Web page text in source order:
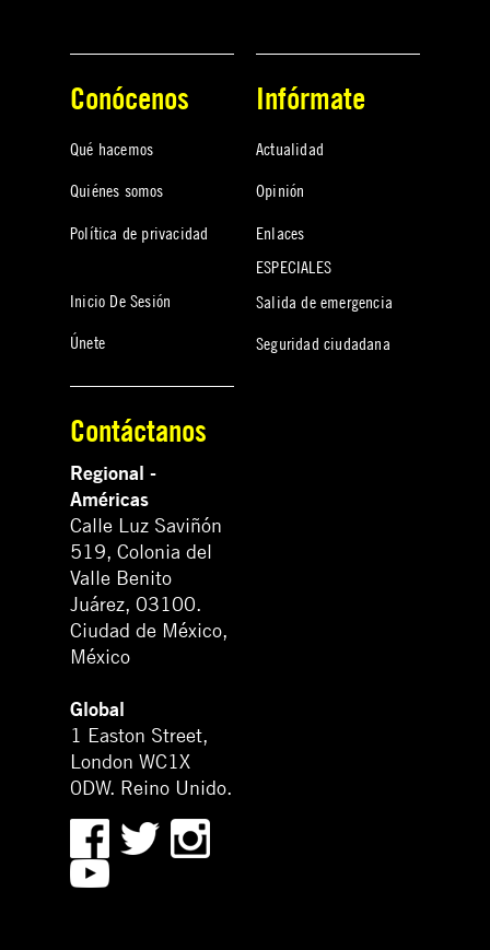
Conócenos
Qué hacemos
Quiénes somos
Política de privacidad
Inicio De Sesión
Únete
Infórmate
Actualidad
Opinión
Enlaces
ESPECIALES
Salida de emergencia
Seguridad ciudadana
Contáctanos
Regional -
Américas
Calle Luz Saviñón
519, Colonia del
Valle Benito
Juárez, 03100.
Ciudad de México,
México
Global
1 Easton Street,
London WC1X
0DW. Reino Unido.